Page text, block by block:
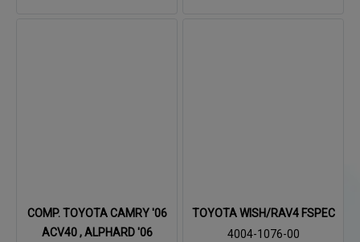
COMP. TOYOTA CAMRY '06
ACV40 , ALPHARD '06
TOYOTA WISH/RAV4 FSPEC
4004-1076-00